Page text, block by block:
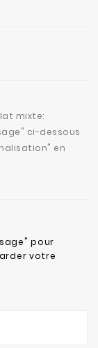
mixte:
ci-dessous
en
pour
votre